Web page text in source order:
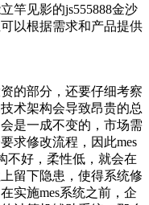
竿见影的js555888金沙
以根据需求和产品提供
的部分，还要仔细考察
术架构会导致昂贵的总
是一成不变的，市场需
求修改流程，因此mes
不好，柔性低，就会在
留下隐患，使得系统修
实施mes系统之前，企